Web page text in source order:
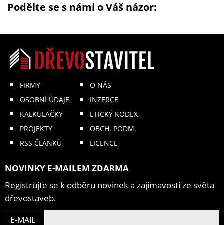
Podělte se s námi o Váš názor:
FIRMY
OSOBNÍ ÚDAJE
KALKULAČKY
PROJEKTY
RSS ČLÁNKŮ
O NÁS
INZERCE
ETICKÝ KODEX
OBCH. PODM.
LICENCE
NOVINKY E-MAILEM ZDARMA
Registrujte se k odběru novinek a zajímavostí ze světa
dřevostaveb.
E-MAIL